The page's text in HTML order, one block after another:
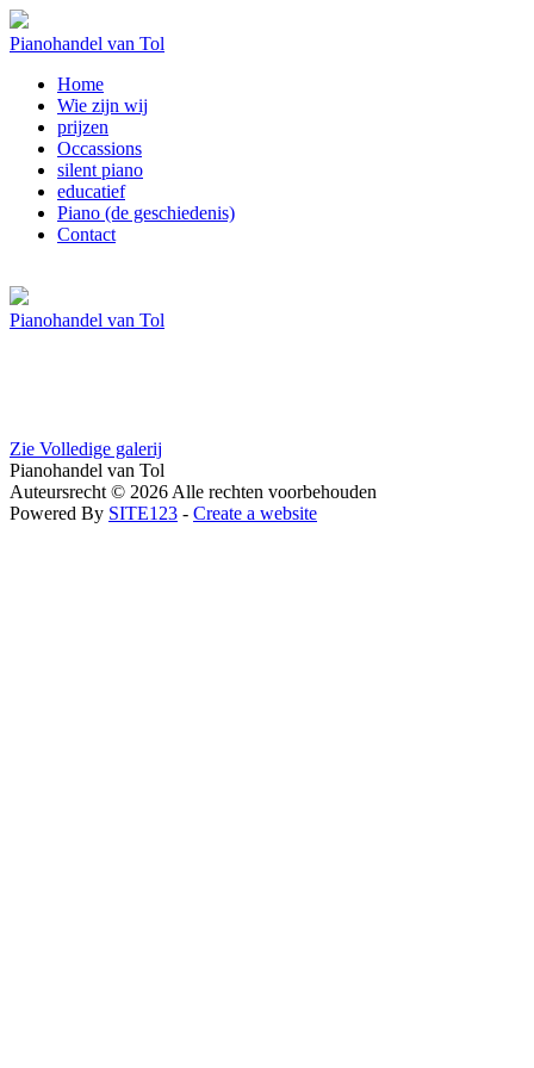
Pianohandel van Tol
Home
Wie zijn wij
prijzen
Occassions
silent piano
educatief
Piano (de geschiedenis)
Contact
Pianohandel van Tol
Zie Volledige galerij
Pianohandel van Tol
Auteursrecht © 2026 Alle rechten voorbehouden
Powered By SITE123 - Create a website